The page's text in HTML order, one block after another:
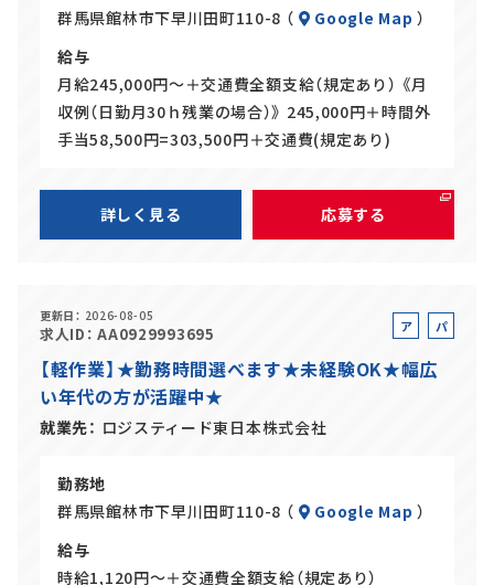
SHARE
群馬県館林市下早川田町110-8 （
Google Map ）
給与
月給245,000円～＋交通費全額支給（規定あり） 《月
収例（日勤月30ｈ残業の場合）》 245,000円＋時間外
手当58,500円=303,500円＋交通費(規定あり)
詳しく見る 応募する
更新日 2026-08-05
求人ID AA0929993695
ア
バ
パ
ト
【軽作業】★勤務時間選べます★未経験OK★幅広
い年代の方が活躍中★
就業先 ロジスティード東日本株式会社
勤務地
群馬県館林市下早川田町110-8 （
Google Map ）
給与
時給1,120円～＋交通費全額支給（規定あり）